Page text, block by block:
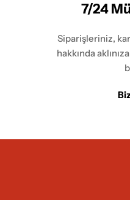
7/24
Siparişleriniz,
hakkında